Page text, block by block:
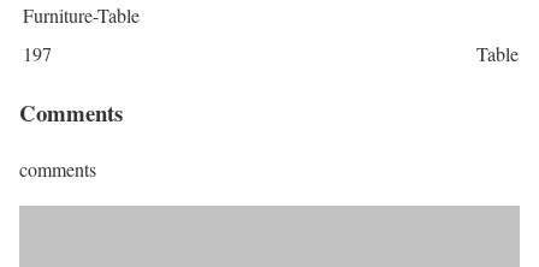
Furniture-Table
197
Table
Comments
comments